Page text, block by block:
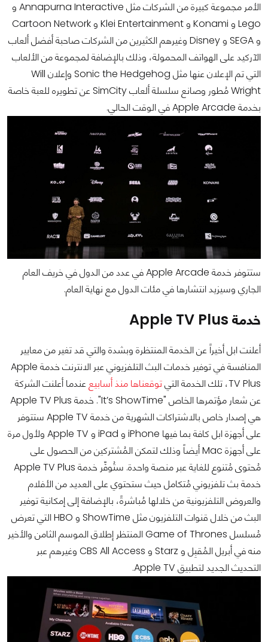
الأمر مجموعة كبيرة من الشركات مثل Annapurna Interactive و
Lego و Konami و Klei Entertainment و Cartoon Network
و SEGA و Disney وغيرهم الكثيرين من الشركات صاحبة أفضل ألعاب
الآركيد على الهواتف المحمولة، وذلك بالإضافة لمجموعة من الألعاب
التي تم الإعلان عنها مثل Sonic the Hedgehog وإعلان Will
Wright مُطور وصانع سلسلة ألعاب SimCity عن تطويره للعبة خاصة
بخدمة Apple Arcade في الوقت الحالي.
ستتوفر خدمة Apple Arcade في عدد من الدول في خريف العام
الجاري وسيزيد انتشارها في مئات الدول مع نهاية العام.
خدمة Apple TV Plus
أعلنت ابل أخيراً عن الخدمة المنتظرة وبشدة والتي قد تغير من معايير
المنافسة في توفير خدمات البث التلفزيوني عبر الانترنت خدمة Apple
TV Plus، تلك الخدمة التي
توقعناها منذ أسابيع عندما أعلنت الشركة
عن شعار مؤتمرها الخاص "It’s ShowTime". خدمة Apple TV Plus
هي إصدار خاص بالاشتراكات الشهرية من خدمة Apple TV ستتوفر
على أجهزة ابل كافة بما فيها iPhone و iPad و Apple TV ولأول مرة
على أجهزة Mac أيضاً وذلك لتمكن المُشتركين من الحصول على
مُحتوى مُتنوع للغاية عبر منصة واحدة. ستُوفِّر خدمة Apple TV Plus
خدمة بث تلفزيوني مُتكامل حيث ستحتوي على العديد من الأفلام
والعروض التلفزيونية من خلالها مُباشرةً، بالإضافة إلى إمكانية توفير
البث من خلال قنوات التلفزيون مثل ShowTime و HBO التي تعرض
مُسلسل Game of Thrones المنتظر إطلاق الموسم الثامن والأخير
منه في أبريل المُقبِل و Starz و CBS All Access وغيرهم عبر
التحديث الجديد لتطبيق Apple TV.